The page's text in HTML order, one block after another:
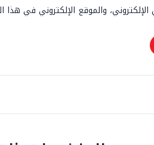
والموقع الإلكتروني في